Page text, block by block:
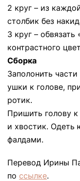
2 круг – из
столбик без
3 круг –
контрастного
Сборка
Заполонить
ушки к голове,
ротик.
Пришить голову
и хвостик. Одеть
фалдами.
Перевод Ирины
по ссылке.